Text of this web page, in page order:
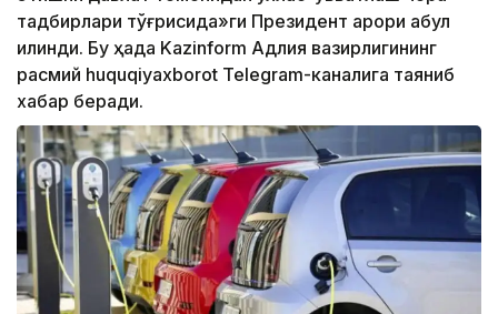
тадбирлари тўғрисида»ги Президент қарори қабул
қилинди. Бу ҳақда Kazinform Адлия вазирлигининг
расмий huquqiyaxborot Telegram-каналига таяниб
хабар беради.